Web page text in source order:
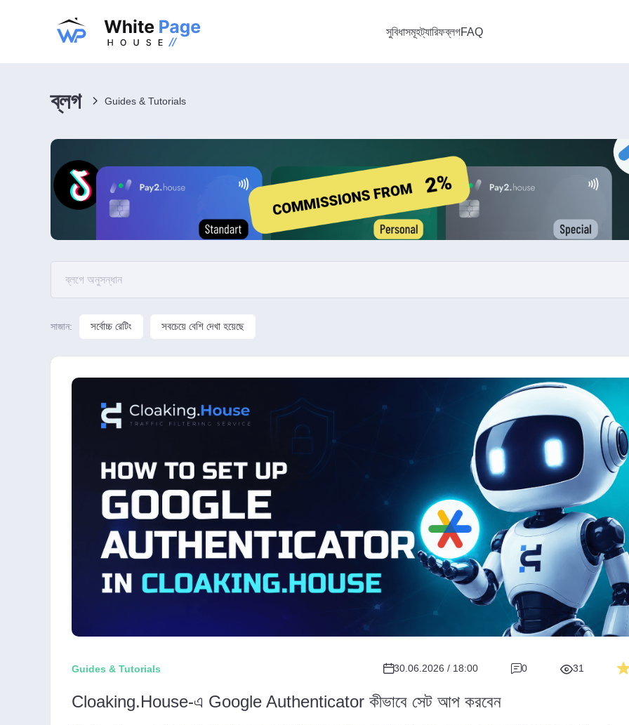
সুবিধাসমূহট্যারিফব্লগFAQ
ব্লগ Guides & Tutorials
সাজান: সর্বোচ্চ রেটিং সবচেয়ে বেশি দেখা হয়েছে
Guides & Tutorials 30.06.2026 / 18:00 0 31
Cloaking.House-এ Google Authenticator কীভাবে সেট আপ করবেন